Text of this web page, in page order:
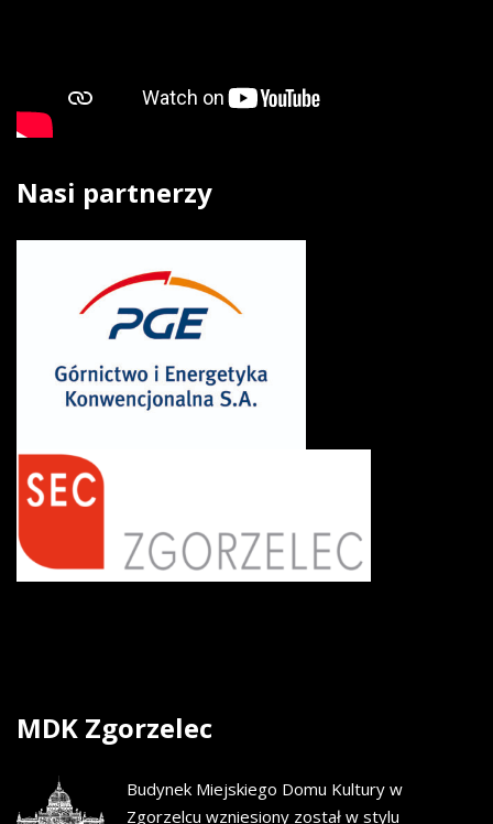
Nasi partnerzy
MDK Zgorzelec
Budynek Miejskiego Domu Kultury w
Zgorzelcu wzniesiony został w stylu